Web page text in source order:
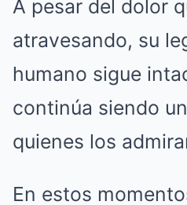
A pesar del dolor
atravesando, su
humano sigue
continúa siendo
quienes los
En estos